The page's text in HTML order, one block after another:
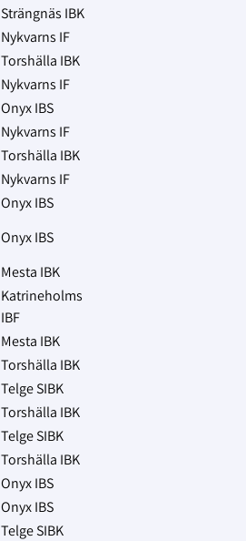
Strängnäs IBK
Nykvarns IF
Torshälla IBK
Nykvarns IF
Onyx IBS
Nykvarns IF
Torshälla IBK
Nykvarns IF
Onyx IBS
Onyx IBS
Mesta IBK
Katrineholms
IBF
Mesta IBK
Torshälla IBK
Telge SIBK
Torshälla IBK
Telge SIBK
Torshälla IBK
Onyx IBS
Onyx IBS
Telge SIBK